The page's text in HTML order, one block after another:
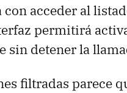
acceder al
permitirá
sin detener la
filtradas parece